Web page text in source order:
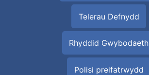
Telerau Defnydd
Rhyddid Gwybodaeth
Polisi preifatrwydd